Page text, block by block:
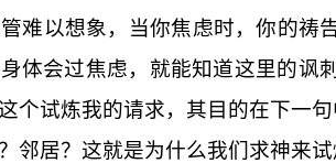
难以想象，当你焦虑时，你的祷
体会过焦虑，就能知道这里的讽
试炼我的请求，其目的在下一
居？这就是为什么我们求神来试